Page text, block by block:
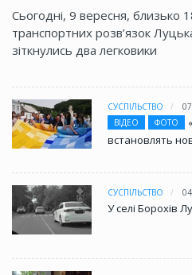
Сьогодні, 9 вересня, близько
транспортних розв’язок
зіткнулись два легковики
СУСПІЛЬСТВО
ВІДЕО
ФОТО
встановлять
СУСПІЛЬСТВО
У селі Борохів